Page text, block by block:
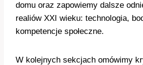
domu oraz zapowiemy dalsze
realiów XXI wieku: technologia,
kompetencje społeczne.
W kolejnych sekcjach omówimy